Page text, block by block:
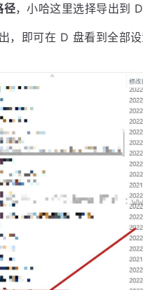
径，小哈这里选择导出到
，即可在 D 盘看到全部